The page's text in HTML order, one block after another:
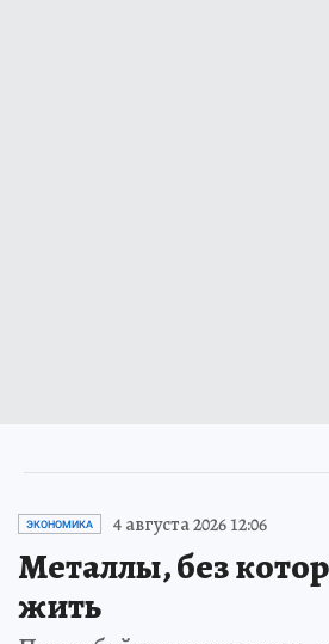
ЭКОНОМИКА 4 августа 2026 12:06
Металлы, без
жить